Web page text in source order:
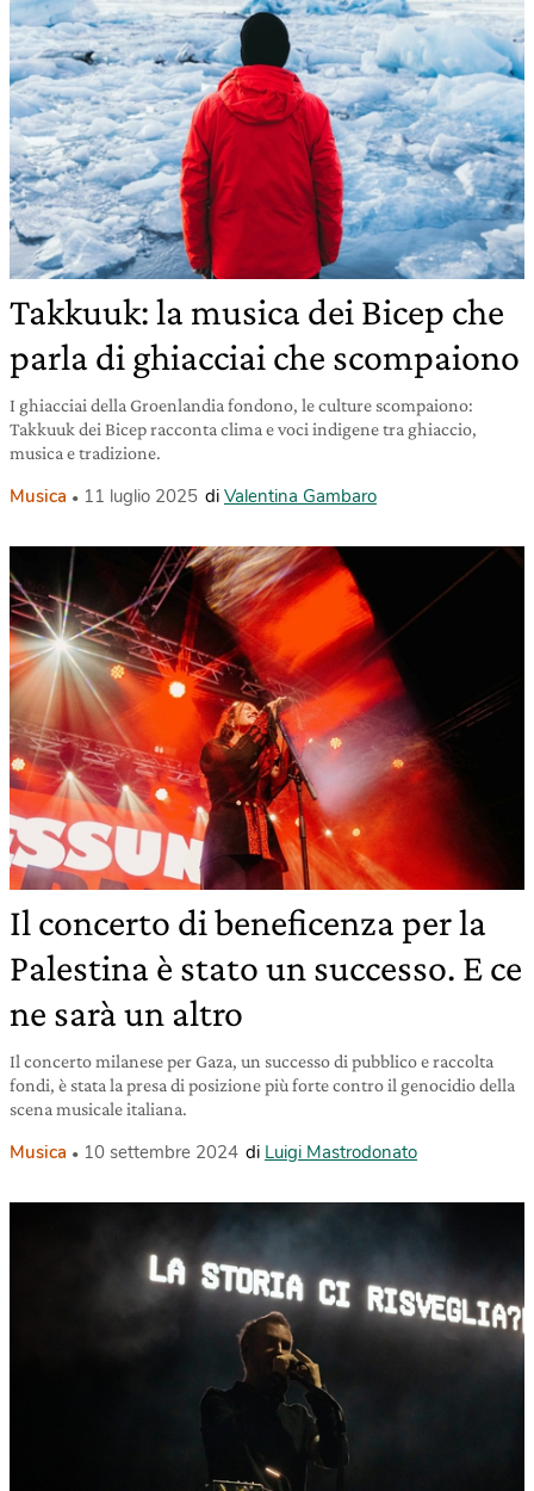
Takkuuk: la musica dei Bicep che
parla di ghiacciai che scompaiono
I ghiacciai della Groenlandia fondono, le culture scompaiono:
Takkuuk dei Bicep racconta clima e voci indigene tra ghiaccio,
musica e tradizione.
Musica 11 luglio 2025 di Valentina Gambaro
Il concerto di beneficenza per la
Palestina è stato un successo. E ce
ne sarà un altro
Il concerto milanese per Gaza, un successo di pubblico e raccolta
fondi, è stata la presa di posizione più forte contro il genocidio della
scena musicale italiana.
Musica 10 settembre 2024 di Luigi Mastrodonato